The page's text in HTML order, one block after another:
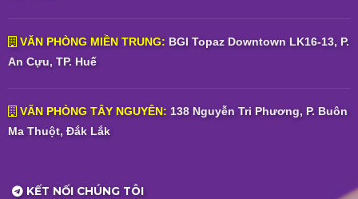
VĂN PHÒNG MIỀN TRUNG: BGI Topaz Downtown LK16-13, P.
An Cựu, TP. Huế
VĂN PHÒNG TÂY NGUYÊN: 138 Nguyễn Tri Phương, P. Buôn
Ma Thuột, Đắk Lắk
KẾT NỐI CHÚNG TÔI